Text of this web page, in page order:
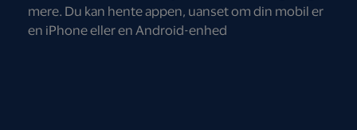
mere. Du kan hente appen, uanset om din mobil er
en iPhone eller en Android-enhed